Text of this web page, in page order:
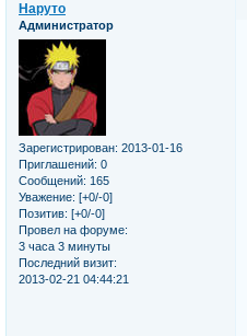
Наруто
Администратор
Зарегистрирован: 2013-01-16
Приглашений: 0
Сообщений: 165
Уважение: [+0/-0]
Позитив: [+0/-0]
Провел на форуме:
3 часа 3 минуты
Последний визит:
2013-02-21 04:44:21